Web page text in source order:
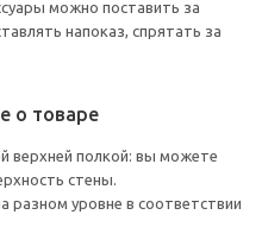
можно поставить за
напоказ, спрятать за
о товаре
верхней полкой: вы можете
стены.
разном уровне в соответствии